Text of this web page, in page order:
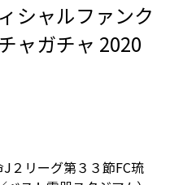
シャルファンク
ャガチャ 2020
２リーグ第３３節FC琉